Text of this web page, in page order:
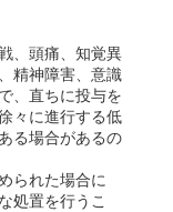
、頭痛、知覚異
精神障害、意識
、直ちに投与を
々に進行する低
る場合があるの
られた場合に
処置を行うこ